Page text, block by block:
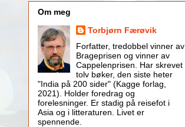
Om meg
Torbjørn Færøvik
Forfatter, tredobbel vinner av
Brageprisen og vinner av
Cappelenprisen. Har skrevet
tolv bøker, den siste heter
"India på 200 sider" (Kagge forlag,
2021). Holder foredrag og
forelesninger. Er stadig på reisefot i
Asia og i litteraturen. Livet er
spennende.